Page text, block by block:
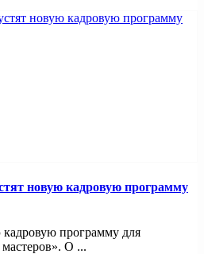
новую кадровую программу
программу для
О ...